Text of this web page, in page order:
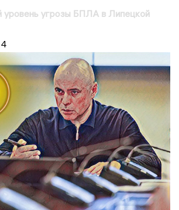
уровень угрозы БПЛА в Липецкой